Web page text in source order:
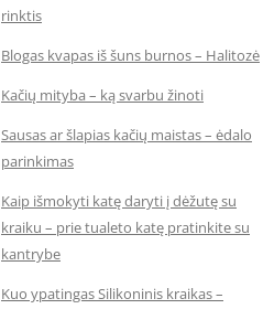
rinktis
Blogas kvapas iš šuns burnos – Halitozė
Kačių mityba – ką svarbu žinoti
Sausas ar šlapias kačių maistas – ėdalo
parinkimas
Kaip išmokyti katę daryti į dėžutę su
kraiku – prie tualeto katę pratinkite su
kantrybe
Kuo ypatingas Silikoninis kraikas –